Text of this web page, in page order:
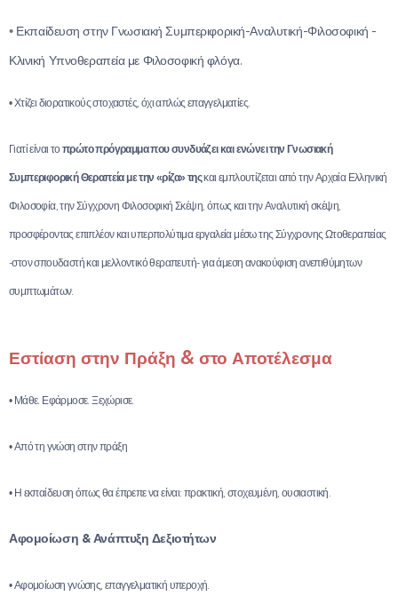
•Εκπαίδευση στην Γνωσιακή Συμπεριφορική-Αναλυτική-Φιλοσοφική -
Κλινική Υπνοθεραπεία με Φιλοσοφική φλόγα.
• Χτίζει διορατικούς στοχαστές, όχι απλώς επαγγελματίες.
Γιατί είναι τοπρώτο πρόγραμμα που συνδυάζει και ενώνει την Γνωσιακή
Συμπεριφορική Θεραπεία με την «ρίζα» τηςκαι εμπλουτίζεται από την Αρχαία Ελληνική
Φιλοσοφία, την Σύγχρονη Φιλοσοφική Σκέψη, όπως και την Αναλυτική σκέψη,
προσφέροντας επιπλέον και υπερπολύτιμα εργαλεία μέσω της Σύγχρονης Ωτοθεραπείας
-στον σπουδαστή και μελλοντικό θεραπευτή- για άμεση ανακούφιση ανεπιθύμητων
συμπτωμάτων.
Εστίαση στην Πράξη & στο Αποτέλεσμα
• Μάθε. Εφάρμοσε. Ξεχώρισε.
• Από τη γνώση στην πράξη
• Η εκπαίδευση όπως θα έπρεπε να είναι: πρακτική, στοχευμένη, ουσιαστική.
Αφομοίωση & Ανάπτυξη Δεξιοτήτων
• Αφομοίωση γνώσης, επαγγελματική υπεροχή.